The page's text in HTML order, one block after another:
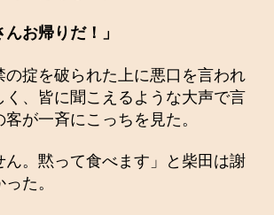
んお帰りだ！」
の掟を破られた上に悪口を言われ
く、皆に聞こえるような大声で言
が一斉にこっちを見た。
ん。黙って食べます」と柴田は謝
た。